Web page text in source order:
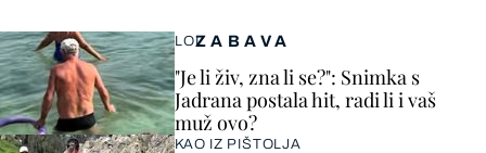
ZABAVA
LOL
"Je li živ, zna li se?": Snimka s
Jadrana postala hit, radi li i vaš
muž ovo?
KAO IZ PIŠTOLJA